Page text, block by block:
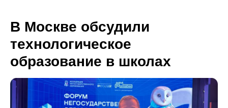
В Москве обсудили
технологическое
образование в школах